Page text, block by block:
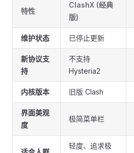
特性
ClashX (经典
版)
维护状态 已停止更新
新协议支
持
不支持
Hysteria2
内核版本 旧版 Clash
界面美观
度
极简菜单栏
轻度、追求极